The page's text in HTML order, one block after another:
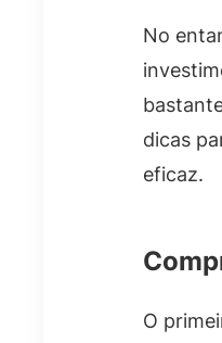
No
dicas
eficaz.
O